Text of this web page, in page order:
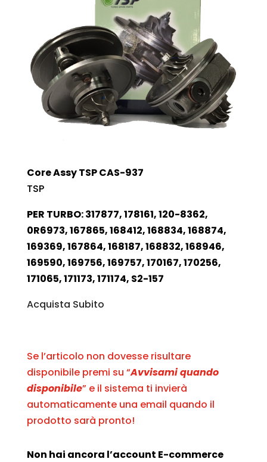
Core Assy TSP CAS-937
TSP
PER TURBO: 317877, 178161, 120-8362,
0R6973, 167865, 168412, 168834, 168874,
169369, 167864, 168187, 168832, 168946,
169590, 169756, 169757, 170167, 170256,
171065, 171173, 171174, S2-157
Acquista Subito
Se l’articolo non dovesse risultare
disponibile premi su “Avvisami quando
disponibile” e il sistema ti invierà
automaticamente una email quando il
prodotto sarà pronto!
Non hai ancora l’account E-commerce